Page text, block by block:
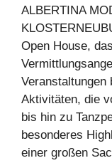
ALBERTINA
Open House,
Veranstaltungen
Aktivitäten, die
bis hin zu
besonderes
einer großen